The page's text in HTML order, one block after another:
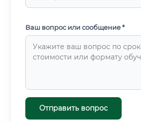
Ваш вопрос или сообщение *
Отправить вопрос